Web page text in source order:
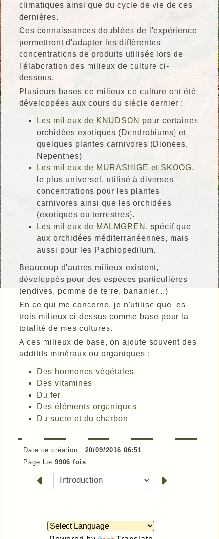
climatiques ainsi que du cycle de vie de ces
dernières.
Ces connaissances doublées de l'expérience
permettront d'adapter les différentes
concentrations de produits utilisés lors de
l'élaboration des milieux de culture ci-
dessous.
Plusieurs bases de milieux de culture ont été
développées aux cours du siècle dernier :
Les milieux de KNUDSON pour certaines
orchidées exotiques (Dendrobiums) et
quelques plantes carnivores (Dionées,
Nepenthes)
Les milieux de MURASHIGE et SKOOG,
le plus universel, utilisé à diverses
concentrations pour les plantes
carnivores ainsi que les orchidées
(exotiques ou terrestres).
Les milieux de MALMGREN , spécifique
aux orchidées méditerranéennes, mais
aussi pour les Paphiopedilum.
Beaucoup d'autres milieux existent,
développés pour des espèces particulières
(endives, pomme de terre, bananier...)
En ce qui me concerne, je n'utilise que les
trois milieux ci-dessus comme base pour la
totalité de mes cultures.
A ces milieux de base, on ajoute souvent des
additifs minéraux ou organiques :
Des hormones végétales
Des vitamines
Du fer
Des éléments organiques
Du sucre et du charbon
Date de création : 20/09/2016 06:51
Page lue 9906 fois